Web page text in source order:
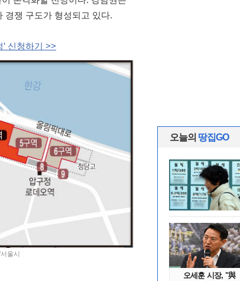
경쟁 구도가 형성되고 있다.
신청하기 >>
울시
오늘의 땅집GO
오세훈 시장, "與